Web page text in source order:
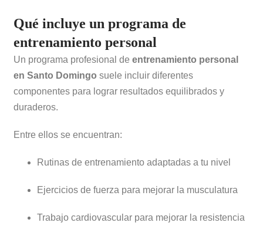
Qué incluye un programa de
entrenamiento personal
Un programa profesional deentrenamiento personal
en Santo Domingo suele incluir diferentes
componentes para lograr resultados equilibrados y
duraderos.
Entre ellos se encuentran:
Rutinas de entrenamiento adaptadas a tu nivel
Ejercicios de fuerza para mejorar la musculatura
Trabajo cardiovascular para mejorar la resistencia